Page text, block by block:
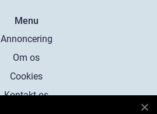
Menu
Annoncering
Om os
Cookies
Kontakt os